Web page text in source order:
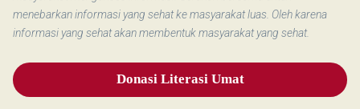
menebarkan informasi yang sehat ke masyarakat luas. Oleh karena
informasi yang sehat akan membentuk masyarakat yang sehat.
Donasi Literasi Umat